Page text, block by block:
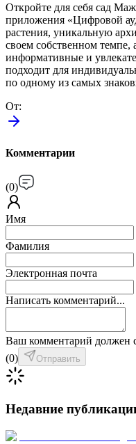
Откройте для себя сад
приложения «Цифровой
растения, уникальную
своем собственном темпе,
информативные и
подходит для
по одному из самых
От:
Комментарии
(0)
Имя
Фамилия
Электронная почта
Написать комментарий...
Ваш комментарий должен
(0) Отправить
Недавние